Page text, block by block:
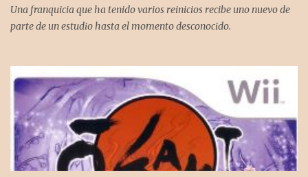
Una franquicia que ha tenido varios reinicios recibe uno nuevo de
parte de un estudio hasta el momento desconocido.